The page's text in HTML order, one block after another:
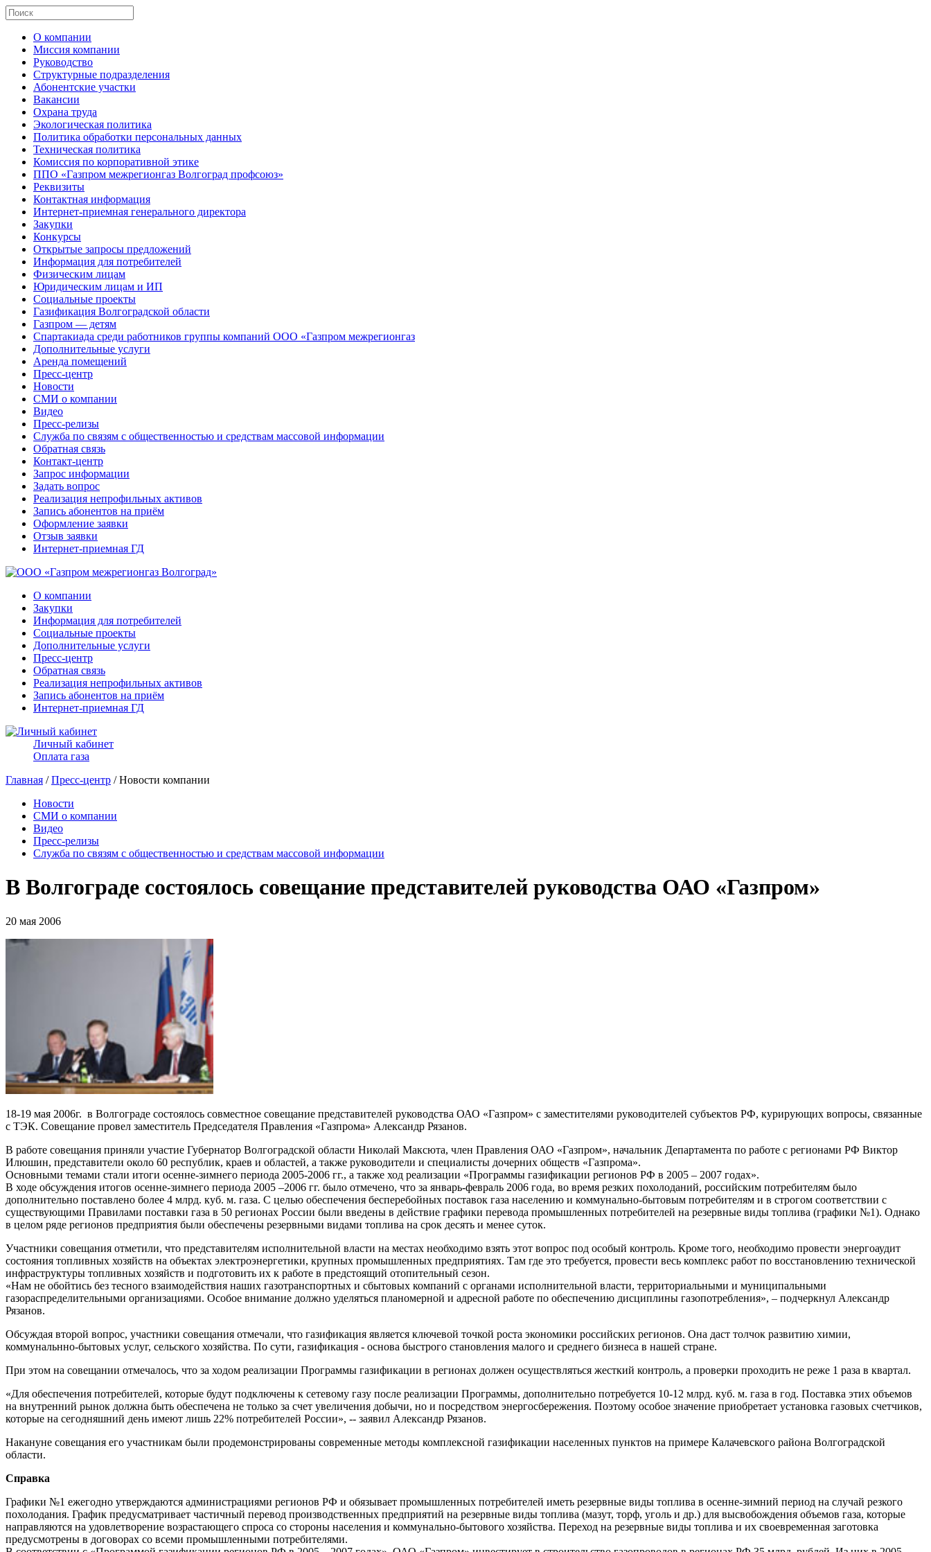
О компании
Миссия компании
Руководство
Структурные подразделения
Абонентские участки
Вакансии
Охрана труда
Экологическая политика
Политика обработки персональных данных
Техническая политика
Комиссия по корпоративной этике
ППО «Газпром межрегионгаз Волгоград профсоюз»
Реквизиты
Контактная информация
Интернет-приемная генерального директора
Закупки
Конкурсы
Открытые запросы предложений
Информация для потребителей
Физическим лицам
Юридическим лицам и ИП
Социальные проекты
Газификация Волгоградской области
Газпром — детям
Спартакиада среди работников группы компаний ООО «Газпром межрегионгаз
Дополнительные услуги
Аренда помещений
Пресс-центр
Новости
СМИ о компании
Видео
Пресс-релизы
Служба по связям с общественностью и средствам массовой информации
Обратная связь
Контакт-центр
Запрос информации
Задать вопрос
Реализация непрофильных активов
Запись абонентов на приём
Оформление заявки
Отзыв заявки
Интернет-приемная ГД
О компании
Закупки
Информация для потребителей
Социальные проекты
Дополнительные услуги
Пресс-центр
Обратная связь
Реализация непрофильных активов
Запись абонентов на приём
Интернет-приемная ГД
Личный кабинет
Оплата газа
Главная /Пресс-центр / Новости компании
Новости
СМИ о компании
Видео
Пресс-релизы
Служба по связям с общественностью и средствам массовой информации
В Волгограде состоялось совещание представителей руководства ОАО «Газпром»
20 мая 2006
18-19 мая 2006г. в Волгограде состоялось совместное совещание представителей руководства ОАО «Газпром» с заместителями руководителей субъектов РФ, курирующих вопросы, связанные
с ТЭК. Совещание провел заместитель Председателя Правления «Газпрома» Александр Рязанов.
В работе совещания приняли участие Губернатор Волгоградской области Николай Максюта, член Правления ОАО «Газпром», начальник Департамента по работе с регионами РФ Виктор
Илюшин, представители около 60 республик, краев и областей, а также руководители и специалисты дочерних обществ «Газпрома».
Основными темами стали итоги осенне-зимнего периода 2005-2006 гг., а также ход реализации «Программы газификации регионов РФ в 2005 – 2007 годах».
В ходе обсуждения итогов осенне-зимнего периода 2005 –2006 гг. было отмечено, что за январь-февраль 2006 года, во время резких похолоданий, российским потребителям было
дополнительно поставлено более 4 млрд. куб. м. газа. С целью обеспечения бесперебойных поставок газа населению и коммунально-бытовым потребителям и в строгом соответствии с
существующими Правилами поставки газа в 50 регионах России были введены в действие графики перевода промышленных потребителей на резервные виды топлива (графики №1). Однако
в целом ряде регионов предприятия были обеспечены резервными видами топлива на срок десять и менее суток.
Участники совещания отметили, что представителям исполнительной власти на местах необходимо взять этот вопрос под особый контроль. Кроме того, необходимо провести энергоаудит
состояния топливных хозяйств на объектах электроэнергетики, крупных промышленных предприятиях. Там где это требуется, провести весь комплекс работ по восстановлению технической
инфраструктуры топливных хозяйств и подготовить их к работе в предстоящий отопительный сезон.
«Нам не обойтись без тесного взаимодействия наших газотранспортных и сбытовых компаний с органами исполнительной власти, территориальными и муниципальными
газораспределительными организациями. Особое внимание должно уделяться планомерной и адресной работе по обеспечению дисциплины газопотребления», – подчеркнул Александр
Рязанов.
Обсуждая второй вопрос, участники совещания отмечали, что газификация является ключевой точкой роста экономики российских регионов. Она даст толчок развитию химии,
коммунальнно-бытовых услуг, сельского хозяйства. По сути, газификация - основа быстрого становления малого и среднего бизнеса в нашей стране.
При этом на совещании отмечалось, что за ходом реализации Программы газификации в регионах должен осуществляться жесткий контроль, а проверки проходить не реже 1 раза в квартал.
«Для обеспечения потребителей, которые будут подключены к сетевому газу после реализации Программы, дополнительно потребуется 10-12 млрд. куб. м. газа в год. Поставка этих объемов
на внутренний рынок должна быть обеспечена не только за счет увеличения добычи, но и посредством энергосбережения. Поэтому особое значение приобретает установка газовых счетчиков,
которые на сегодняшний день имеют лишь 22% потребителей России», -- заявил Александр Рязанов.
Накануне совещания его участникам были продемонстрированы современные методы комплексной газификации населенных пунктов на примере Калачевского района Волгоградской
области.
Справка
Графики №1 ежегодно утверждаются администрациями регионов РФ и обязывает промышленных потребителей иметь резервные виды топлива в осенне-зимний период на случай резкого
похолодания. График предусматривает частичный перевод производственных предприятий на резервные виды топлива (мазут, торф, уголь и др.) для высвобождения объемов газа, которые
направляются на удовлетворение возрастающего спроса со стороны населения и коммунально-бытового хозяйства. Переход на резервные виды топлива и их своевременная заготовка
предусмотрены в договорах со всеми промышленными потребителями.